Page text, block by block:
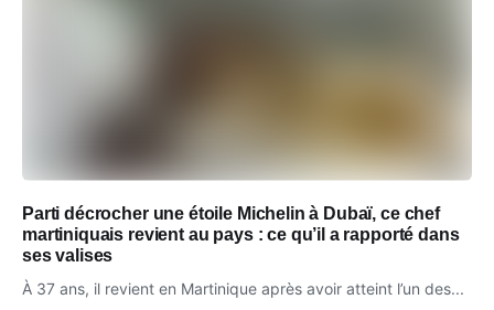
Parti décrocher une étoile Michelin à Dubaï, ce chef
martiniquais revient au pays : ce qu’il a rapporté dans
ses valises
À 37 ans, il revient en Martinique après avoir atteint l’un des...